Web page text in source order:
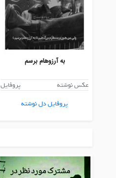
به آرزوهام برسم
عکس نوشته
پروفایل
پروفایل دل نوشته